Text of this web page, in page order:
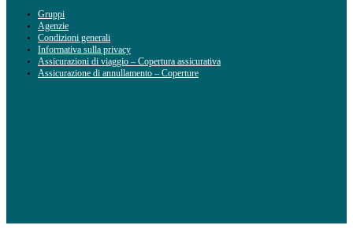
Gruppi
Agenzie
Condizioni generali
Informativa sulla privacy
Assicurazioni di viaggio – Copertura assicurativa
Assicurazione di annullamento – Coperture